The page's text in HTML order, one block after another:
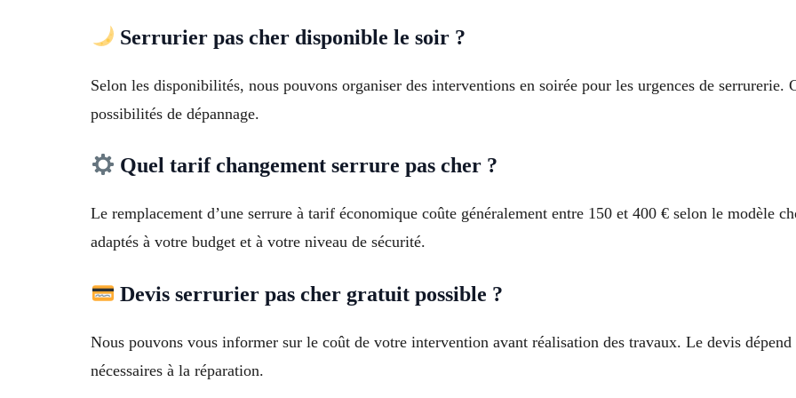
Serrurier pas cher disponible le soir ?
Selon les disponibilités, nous pouvons organiser des interventions en soirée pour les urgences de
possibilités de dépannage.
Quel tarif changement serrure pas cher ?
Le remplacement d’une serrure à tarif économique coûte généralement entre 150 et 400 € selon le modèle
adaptés à votre budget et à votre niveau de sécurité.
Devis serrurier pas cher gratuit possible ?
Nous pouvons vous informer sur le coût de votre intervention avant réalisation des travaux. Le devis
nécessaires à la réparation.